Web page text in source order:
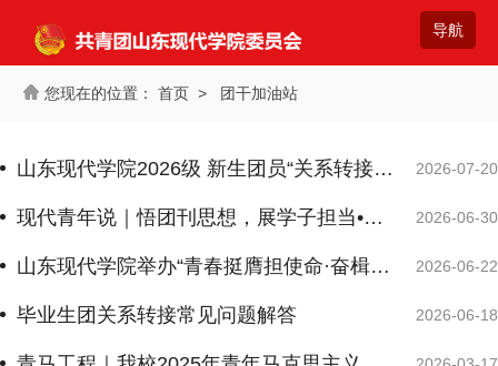
首页 > 团干加油站
山东现代学院2026级 新生团员“关系转接”具体操作流程 ——手机与电脑客户端 2026-07-20
现代青年说｜悟团刊思想，展学子担当•第③期 2026-06-30
山东现代学院举办“青春挺膺担使命·奋楫扬帆启新程”2026年新团员入团仪式 2026-06-22
毕业生团关系转接常见问题解答 2026-06-18